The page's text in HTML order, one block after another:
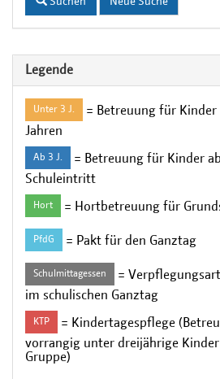
Legende
Unter 3 J.
= Betreuung für
Jahren
Ab 3 J.
= Betreuung für Kinder
Schuleintritt
Hort = Hortbetreuung für
PfdG = Pakt für den Ganztag
Schulmittagessen
=
im schulischen Ganztag
KTP
= Kindertagespflege
vorrangig unter dreijährige
Gruppe)